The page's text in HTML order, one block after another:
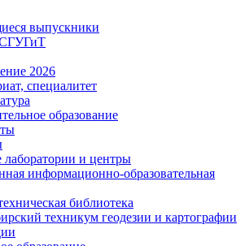
выпускники
2026
специалитет
образование
и центры
информационно-образовательная
библиотека
техникум геодезии и картографии